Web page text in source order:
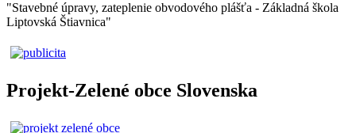
"Stavebné úpravy, zateplenie obvodového plášťa - Základná škola
Liptovská Štiavnica"
Projekt-Zelené obce Slovenska